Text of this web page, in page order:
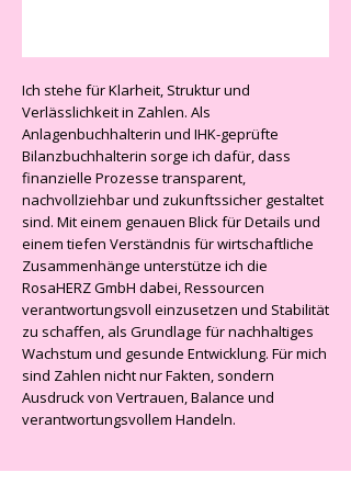
Ich stehe für Klarheit, Struktur und
Verlässlichkeit in Zahlen. Als
Anlagenbuchhalterin und IHK-geprüfte
Bilanzbuchhalterin sorge ich dafür, dass
finanzielle Prozesse transparent,
nachvollziehbar und zukunftssicher gestaltet
sind. Mit einem genauen Blick für Details und
einem tiefen Verständnis für wirtschaftliche
Zusammenhänge unterstütze ich die
RosaHERZ GmbH dabei, Ressourcen
verantwortungsvoll einzusetzen und Stabilität
zu schaffen, als Grundlage für nachhaltiges
Wachstum und gesunde Entwicklung. Für mich
sind Zahlen nicht nur Fakten, sondern
Ausdruck von Vertrauen, Balance und
verantwortungsvollem Handeln.